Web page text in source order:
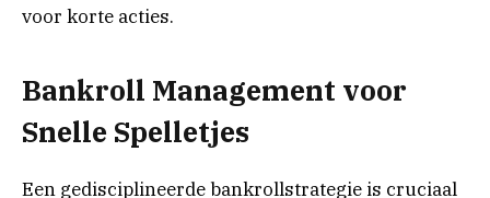
voor korte acties.
Bankroll Management voor
Snelle Spelletjes
Een gedisciplineerde bankrollstrategie is cruciaal